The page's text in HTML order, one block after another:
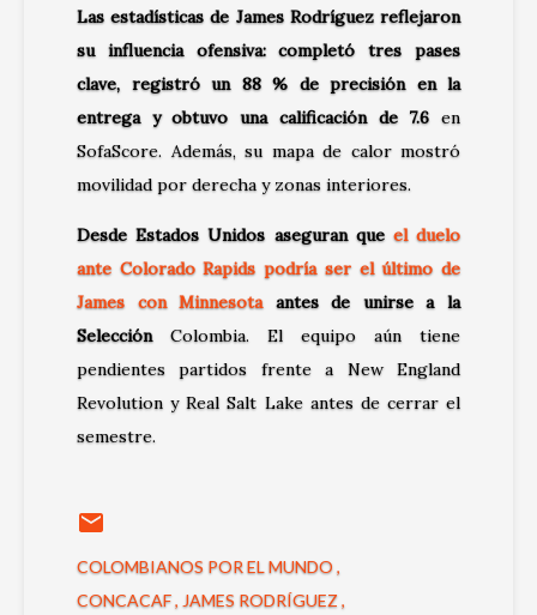
Las estadísticas de James Rodríguez reflejaron
su influencia ofensiva: completó tres pases
clave, registró un 88 % de precisión en la
entrega y obtuvo una calificación de 7.6 en
SofaScore. Además, su mapa de calor mostró
movilidad por derecha y zonas interiores.
Desde Estados Unidos aseguran que el duelo
ante Colorado Rapids podría ser el último de
James con Minnesotaantes de unirse a la
SelecciónColombia. El equipo aún tiene
pendientes partidos frente a New England
Revolution yReal Salt Lakeantes de cerrar el
semestre.
COLOMBIANOS POR EL MUNDO
CONCACAF
JAMES RODRÍGUEZ